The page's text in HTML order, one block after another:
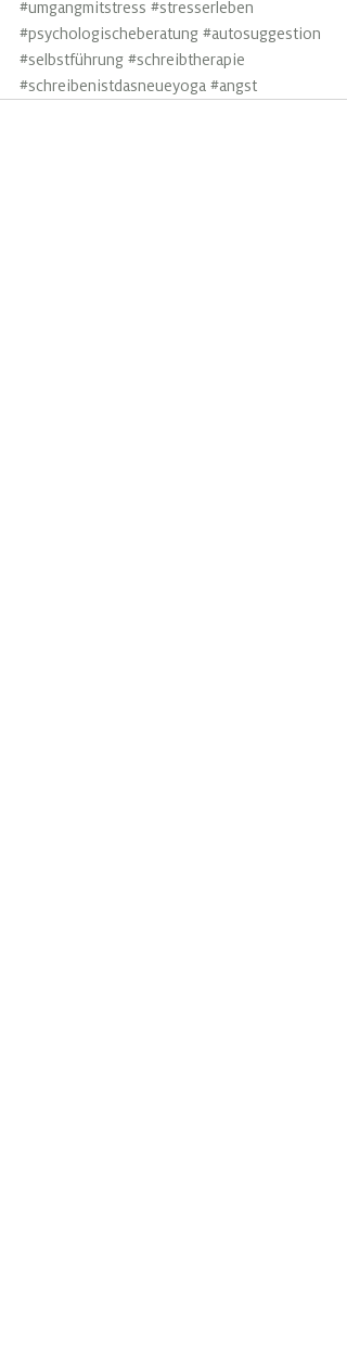
#umgangmitstress #stresserleben
#psychologischeberatung #autosuggestion
#selbstführung #schreibtherapie
#schreibenistdasneueyoga #angst